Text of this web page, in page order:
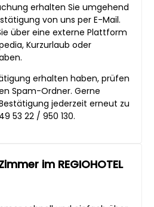
erhalten Sie umgehend
von uns per E-Mail.
über eine externe Plattform
Kurzurlaub oder
erhalten haben, prüfen
Spam-Ordner. Gerne
jederzeit erneut zu
53 22 / 950 130.
im REGIOHOTEL